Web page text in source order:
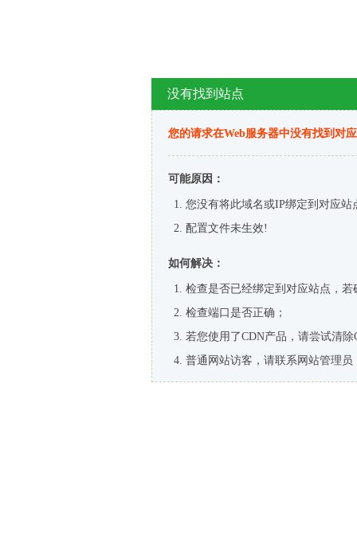
没有找到站点
您的请求在Web服务器中没有找到对
可能原因：
您没有将此域名或IP绑定到对应站
配置文件未生效!
如何解决：
检查是否已经绑定到对应站点，
检查端口是否正确；
若您使用了CDN产品，请尝试清除
普通网站访客，请联系网站管理员